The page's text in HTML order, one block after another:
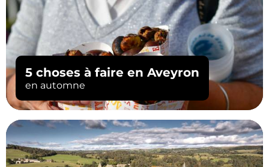
5 choses à faire en Aveyron
en automne